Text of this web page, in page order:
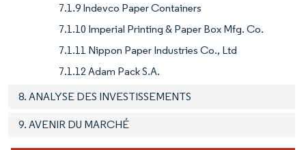
7.1.9 Indevco Paper Containers
7.1.10 Imperial Printing & Paper Box Mfg. Co.
7.1.11 Nippon Paper Industries Co., Ltd
7.1.12 Adam Pack S.A.
8. ANALYSE DES INVESTISSEMENTS
9. AVENIR DU MARCHÉ